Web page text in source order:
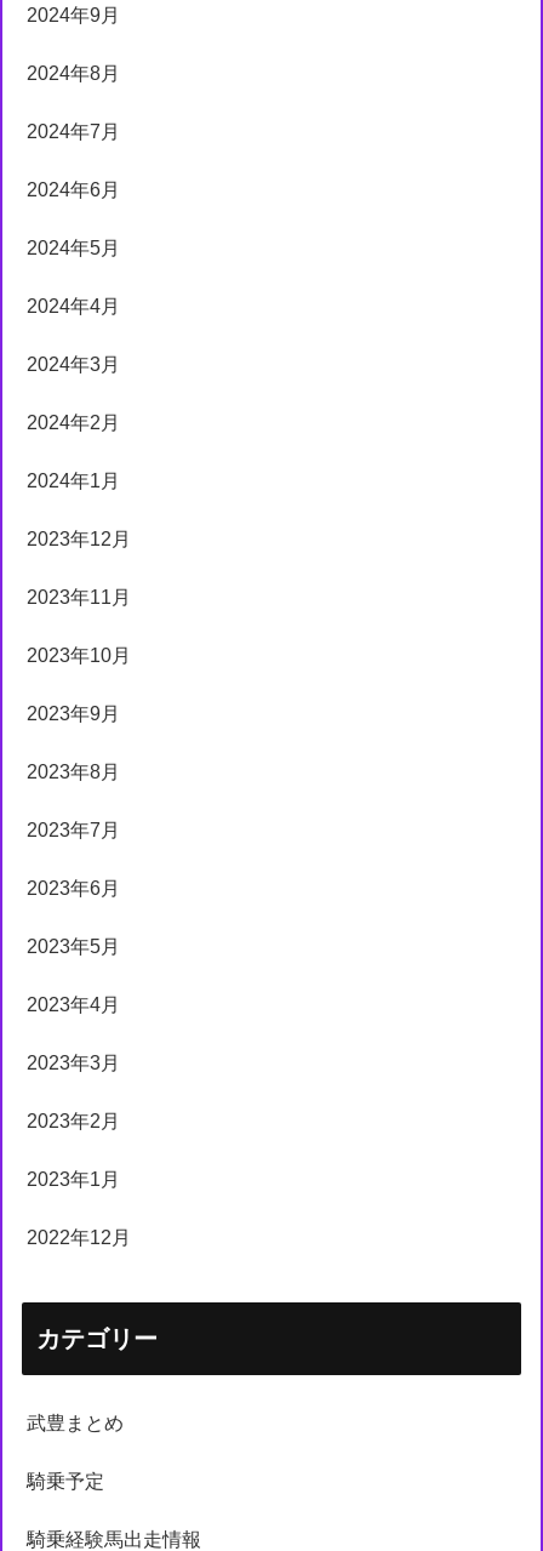
2024年9月
2024年8月
2024年7月
2024年6月
2024年5月
2024年4月
2024年3月
2024年2月
2024年1月
2023年12月
2023年11月
2023年10月
2023年9月
2023年8月
2023年7月
2023年6月
2023年5月
2023年4月
2023年3月
2023年2月
2023年1月
2022年12月
カテゴリー
武豊まとめ
騎乗予定
騎乗経験馬出走情報